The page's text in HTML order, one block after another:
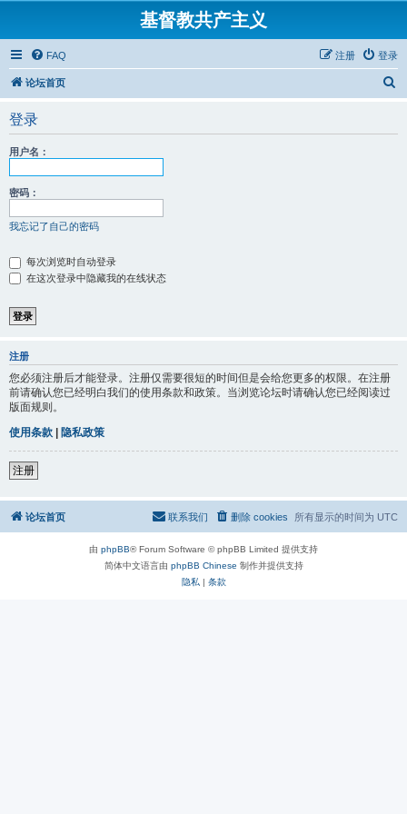
基督教共产主义
FAQ 登录
注册
论坛首页
登录
用户名：
密码：
我忘记了自己的密码
每次浏览时自动登录
在这次登录中隐藏我的在线状态
注册
您必须注册后才能登录。注册仅需要很短的时间但是会给您更多的权限。在注册
前请确认您已经明白我们的使用条款和政策。当浏览论坛时请确认您已经阅读过
版面规则。
使用条款 | 隐私政策
注册
论坛首页 所有显示的时间为 UTC
删除 cookies
联系我们
由 phpBB® Forum Software © phpBB Limited 提供支持
简体中文语言由 phpBB Chinese 制作并提供支持
隐私 | 条款